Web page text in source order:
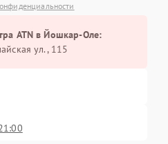
ATN в Йошкар-Оле:
ул., 115